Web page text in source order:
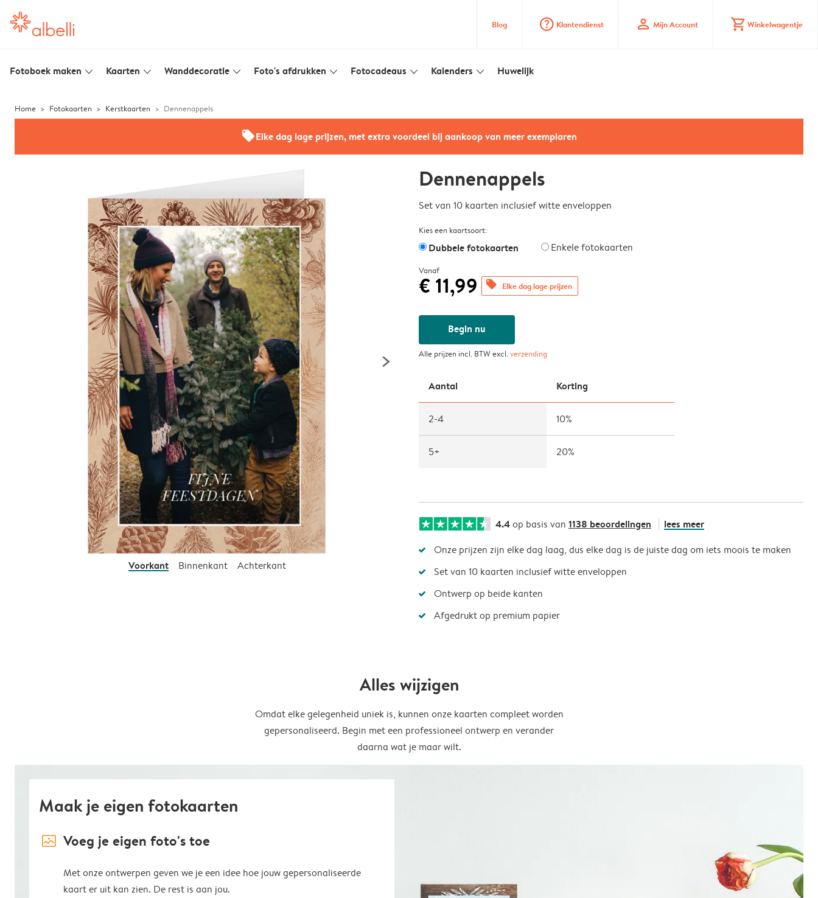
Blog question_mark_circle Klantendienst profile Mijn Account shopping_cart Winkelwagentje
Fotoboek maken slim_arrow_down Kaarten slim_arrow_down Wanddecoratie slim_arrow_down Foto's afdrukken slim_arrow_down Fotocadeaus slim_arrow_down Kalenders slim_arrow_down Huwelijk
Home Fotokaarten Kerstkaarten Dennenappels
offersElke dag lage prijzen, met extra voordeel bij aankoop van meer exemplaren
Voorkant Binnenkant Achterkant
Dennenappels
Set van 10 kaarten inclusief witte enveloppen
Kies een kaartsoort:
Dubbele fotokaarten Enkele fotokaarten
Vanaf
€ 11,99 offers Elke dag lage prijzen
Begin nu
Alle prijzen incl. BTW excl.verzending
Aantal Korting
2-4 10%
5+ 20%
4.4op basis van 1138 beoordelingen lees meer
Onze prijzen zijn elke dag laag, dus elke dag is de juiste dag om iets moois te maken
Set van 10 kaarten inclusief witte enveloppen
Ontwerp op beide kanten
Afgedrukt op premium papier
Alles wijzigen
Omdat elke gelegenheid uniek is, kunnen onze kaarten compleet worden
gepersonaliseerd. Begin met een professioneel ontwerp en verander
daarna wat je maar wilt.
Maak je eigen fotokaarten
image_placeholder Voeg je eigen foto's toe
Met onze ontwerpen geven we je een idee hoe jouw gepersonaliseerde
kaart er uit kan zien. De rest is aan jou.